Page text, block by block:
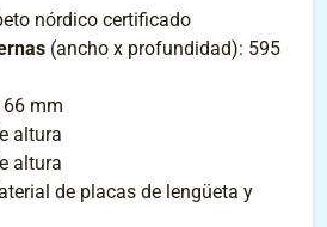
nórdico certificado
(ancho x profundidad): 595
66 mm
altura
altura
de placas de lengüeta y